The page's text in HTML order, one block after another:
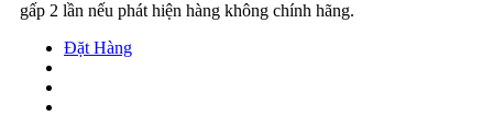
gấp 2 lần nếu phát hiện hàng không chính hãng.
Đặt Hàng